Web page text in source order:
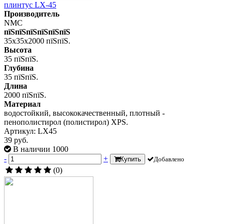
плинтус LX-45
Производитель
NMC
пїЅпїЅпїЅпїЅпїЅпїЅ
35x35x2000 пїЅпїЅ.
Высота
35 пїЅпїЅ.
Глубина
35 пїЅпїЅ.
Длина
2000 пїЅпїЅ.
Материал
водостойкий, высококачественный, плотный -
пенополистирол (полистирол) XPS.
Артикул: LX45
39 руб.
В наличии 1000
-
+ Купить Добавлено
(0)